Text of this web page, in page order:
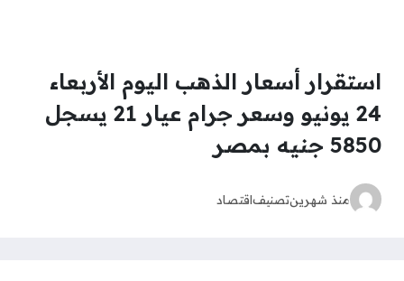
استقرار أسعار الذهب اليوم الأربعاء
24 يونيو وسعر جرام عيار 21 يسجل
5850 جنيه بمصر
منذ شهرينتصنيفاقتصاد